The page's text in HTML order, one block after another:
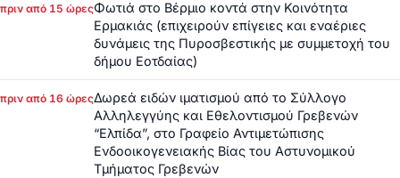
πριν από 15 ώρεςΦωτιά στο Βέρμιο κοντά στην Κοινότητα
Ερμακιάς (επιχειρούν επίγειες και εναέριες
δυνάμεις της Πυροσβεστικής με συμμετοχή του
δήμου Εοτδαίας)
πριν από 16 ώρεςΔωρεά ειδών ιματισμού από το Σύλλογο
Αλληλεγγύης και Εθελοντισμού Γρεβενών
“Ελπίδα”, στο Γραφείο Αντιμετώπισης
Ενδοοικογενειακής Βίας του Αστυνομικού
Τμήματος Γρεβενών